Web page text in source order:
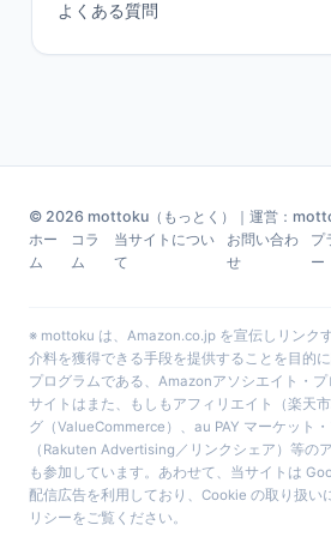
よくある質問
© 2026 mottoku（もっとく）｜運営：
ホー
ム
コラ
ム
当サイトについ
て
お問い合わ
せ
プ
ー
※ mottoku は、Amazon.co.jp を宣伝しリンク
介料を獲得できる手段を提供することを目的
プログラムである、Amazonアソシエイト・
サイトはまた、もしもアフィリエイト（楽天
グ（ValueCommerce）、au PAY マーケット
（Rakuten Advertising／リンクシェア）等の
も参加しています。あわせて、当サイトは
配信広告を利用しており、Cookie の取り扱い
リシーをご覧ください。